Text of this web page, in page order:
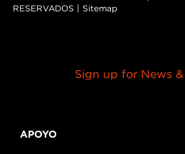
RESERVADOS | Sitemap
Sign up for News
APOYO